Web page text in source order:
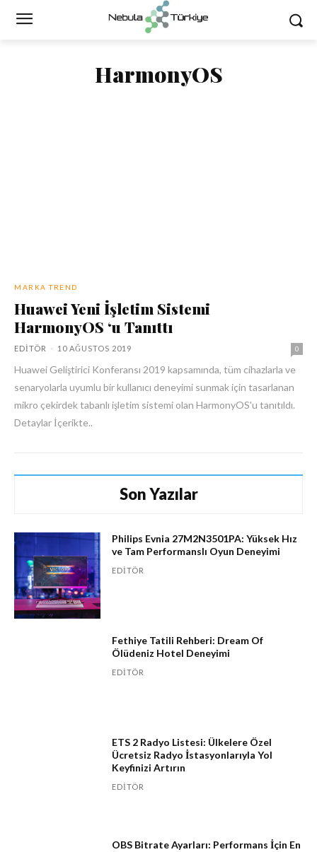
HarmonyOS
MARKA TREND
Huawei Yeni İşletim Sistemi
HarmonyOS ‘u Tanıttı
EDITÖR - 10 AĞUSTOS 2019 0
Huawei Geliştirici Konferansı 2019 kapsamında, tüm cihazlarla ve
senaryolarla uyumlu bir kullanıcı deneyimi sunmak için tasarlanan
mikro çekirdek tabanlı işletim sistemi olan HarmonyOS'u tanıtıldı.
Detaylar İçerikte..
Son Yazılar
Philips Evnia 27M2N3501PA: Yüksek Hız
ve Tam Performanslı Oyun Deneyimi
EDITÖR
Fethiye Tatili Rehberi: Dream Of
Ölüdeniz Hotel Deneyimi
EDITÖR
ETS 2 Radyo Listesi: Ülkelere Özel
Ücretsiz Radyo İstasyonlarıyla Yol
Keyfinizi Artırın
EDITÖR
OBS Bitrate Ayarları: Performans İçin En